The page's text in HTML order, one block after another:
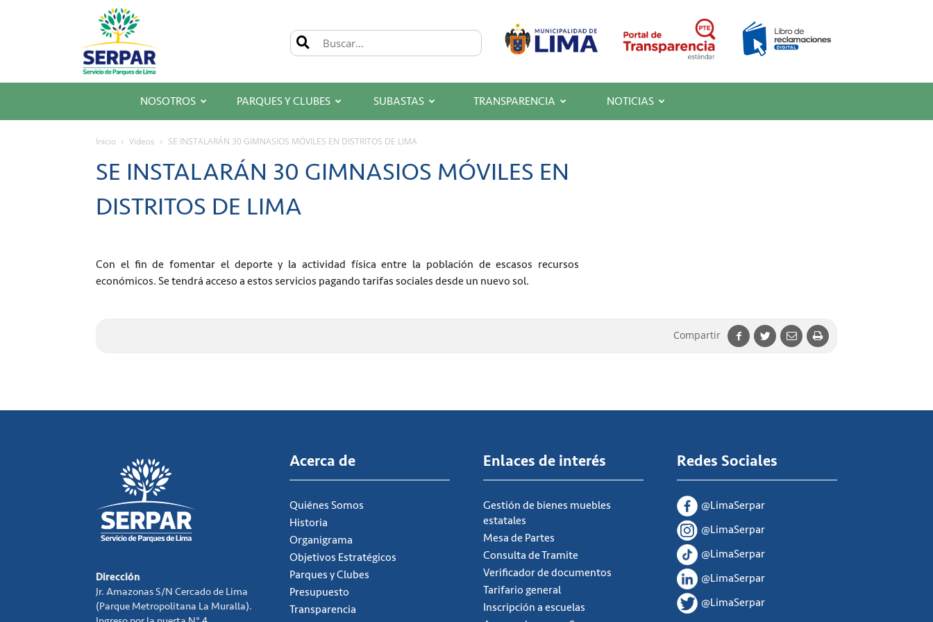
SERPAR
–
Servicio
de
Parques
de
NOSOTROS PARQUES Y CLUBES SUBASTAS TRANSPARENCIA NOTICIAS
Inicio Videos SE INSTALARÁN 30 GIMNASIOS MÓVILES EN DISTRITOS DE LIMA
SE INSTALARÁN 30 GIMNASIOS MÓVILES EN
DISTRITOS DE LIMA
Con el fin de fomentar el deporte y la actividad física entre la población de escasos recursos
económicos. Se tendrá acceso a estos servicios pagando tarifas sociales desde un nuevo sol.
Compartir
Dirección
Jr. Amazonas S/N Cercado de Lima
(Parque Metropolitana La Muralla).
Acerca de
Quiénes Somos
Historia
Organigrama
Objetivos Estratégicos
Parques y Clubes
Presupuesto
Transparencia
Enlaces de interés
Gestión de bienes muebles
estatales
Mesa de Partes
Consulta de Tramite
Verificador de documentos
Tarifario general
Inscripción a escuelas
Redes Sociales
@LimaSerpar
@LimaSerpar
@LimaSerpar
@LimaSerpar
@LimaSerpar